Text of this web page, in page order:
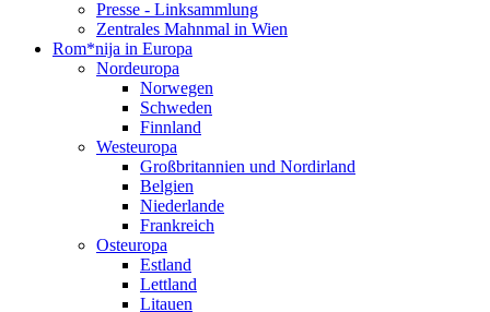
Presse - Linksammlung
Zentrales Mahnmal in Wien
Rom*nija in Europa
Nordeuropa
Norwegen
Schweden
Finnland
Westeuropa
Großbritannien und Nordirland
Belgien
Niederlande
Frankreich
Osteuropa
Estland
Lettland
Litauen